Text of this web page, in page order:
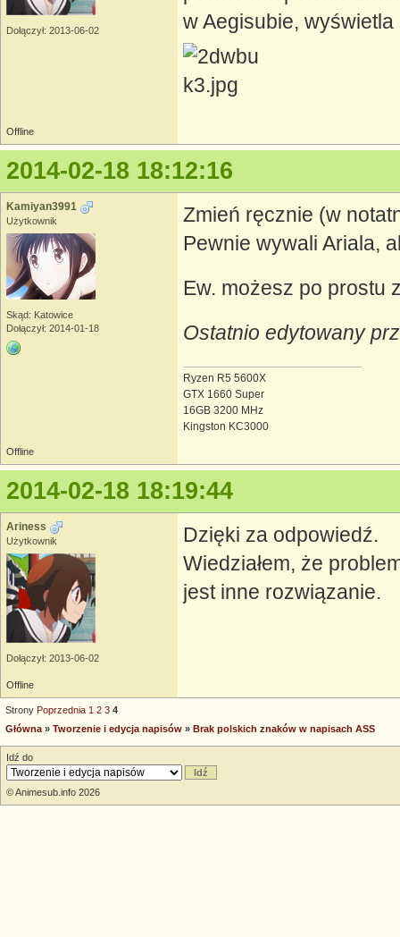
Dołączył: 2013-06-02
w Aegisubie,
Offline
2014-02-18 18:12:16
Kamiyan3991
Użytkownik
Skąd: Katowice
Dołączył: 2014-01-18
Zmień ręcznie (w
Pewnie wywali Ariala,
Ew. możesz po prostu
Ostatnio edytowany
Ryzen R5 5600X
GTX 1660 Super
16GB 3200 MHz
Kingston KC3000
Offline
2014-02-18 18:19:44
Ariness
Użytkownik
Dołączył: 2013-06-02
Dzięki za odpowiedź.
Wiedziałem, że
jest inne rozwiązanie.
Offline
Strony Poprzednia 1 2 3 4
Główna » Tworzenie i edycja napisów » Brak polskich znaków w napisach ASS
Idź do
© Animesub.info 2026